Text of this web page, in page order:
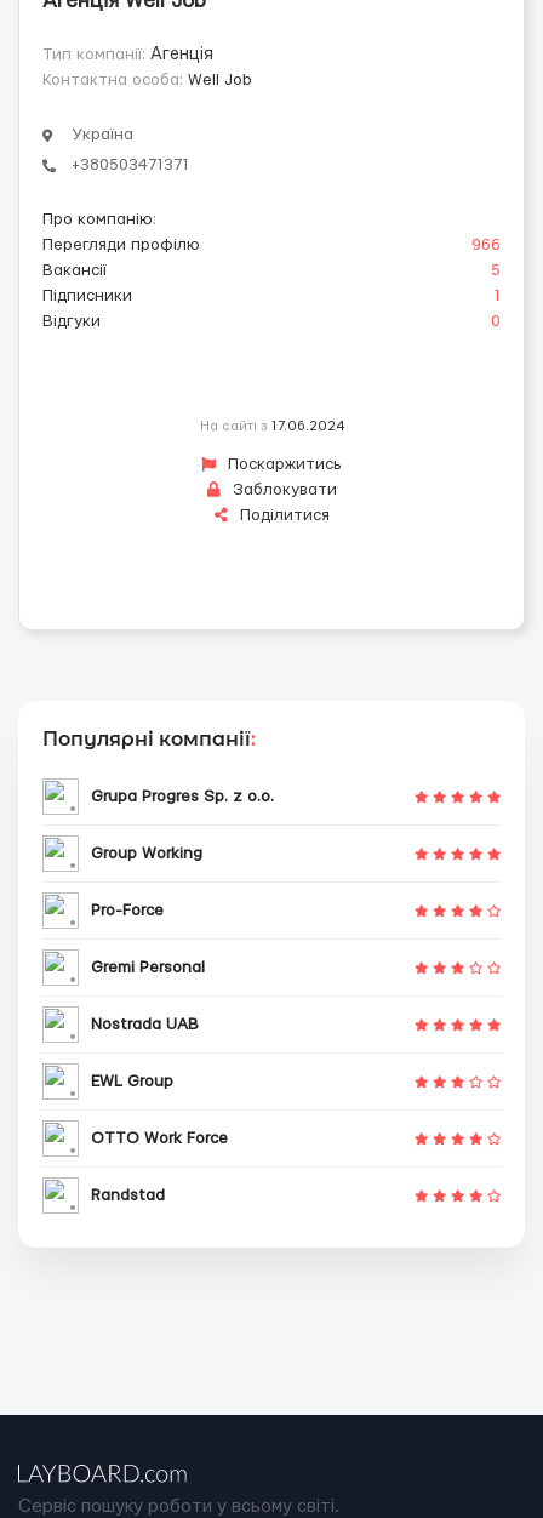
Тип компанії: Агенція
Контактна особа: Well Job
Україна
+380503471371
Про компанію:
Перегляди профілю
966
Вакансії
5
Підписники
1
Відгуки
0
На сайті з 17.06.2024
Поскаржитись
Заблокувати
Поділитися
Популярні компанії:
Grupa Progres Sp. z o.o.
Group Working
Pro-Force
Gremi Personal
Nostrada UAB
EWL Group
OTTO Work Force
Randstad
Сервіс пошуку роботи у всьому світі.